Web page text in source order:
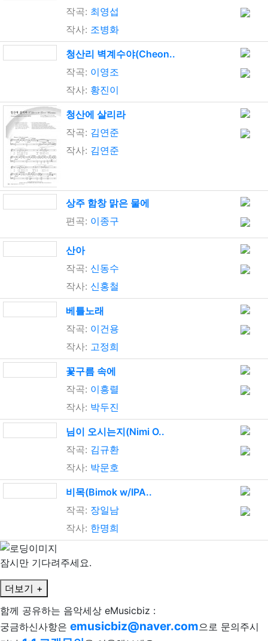
작곡: 최영섭
작사: 조병화
청산리 벽계수야(Cheon..
작곡: 이영조
작사: 황진이
청산에 살리라
작곡: 김연준
작사: 김연준
상주 함창 맑은 물에
편곡: 이종구
산아
작곡: 신동수
작사: 신홍철
베틀노래
작곡: 이건용
작사: 고정희
꽃구름 속에
작곡: 이흥렬
작사: 박두진
님이 오시는지(Nimi O..
작곡: 김규환
작사: 박문호
비목(Bimok w/IPA..
작곡: 장일남
작사: 한명희
잠시만 기다려주세요.
더보기 +
함께 공유하는 음악세상 eMusicbiz :
궁금하신사항은 emusicbiz@naver.com으로 문의주시